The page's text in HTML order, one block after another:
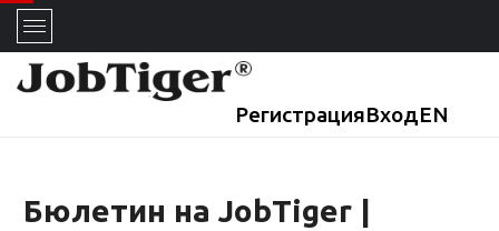
РегистрацияВходEN
Бюлетин на JobTiger |